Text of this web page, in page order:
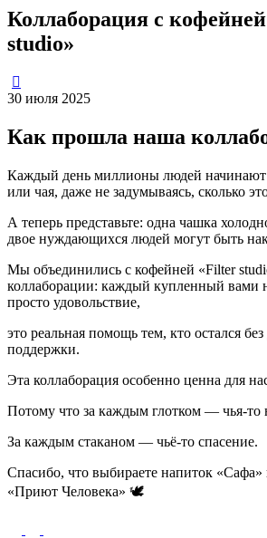
Коллаборация с
studio»
30 июля 2025
Как прошла наша
Каждый день миллионы людей начинают
или чая, даже не задумываясь, сколько
А теперь представьте: одна чашка
двое нуждающихся людей могут быть
Мы объединились с кофейней «Filter
коллаборации: каждый купленный вами
просто удовольствие,
это реальная помощь тем, кто остался
поддержки.
Эта коллаборация особенно ценна для
Потому что за каждым глотком — чья-то
За каждым стаканом — чьё-то спасение.
Спасибо, что выбираете напиток «Сафа»
«Приют Человека» 🕊️